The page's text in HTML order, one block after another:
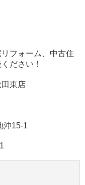
フォーム、中古住
ください！
東店
沖15-1